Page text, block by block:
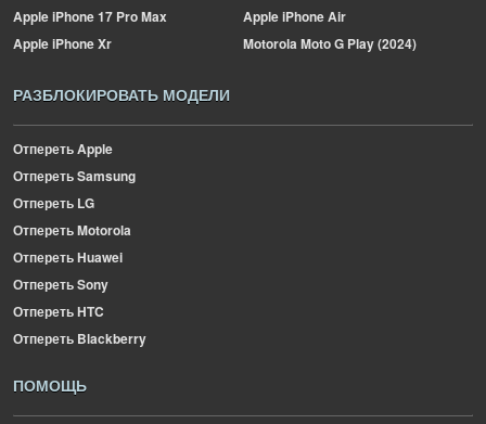
AppleiPhone 17 Pro Max AppleiPhone Air
AppleiPhone Xr MotorolaMoto G Play (2024)
РАЗБЛОКИРОВАТЬ МОДЕЛИ
Отпереть Apple
Отпереть Samsung
Отпереть LG
Отпереть Motorola
Отпереть Huawei
Отпереть Sony
Отпереть HTC
Отпереть Blackberry
ПОМОЩЬ